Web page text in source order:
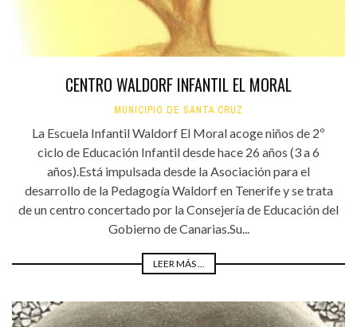
CENTRO WALDORF INFANTIL EL MORAL
MUNICIPIO DE SANTA CRUZ
La Escuela Infantil Waldorf El Moral acoge niños de 2º
ciclo de Educación Infantil desde hace 26 años (3 a 6
años).Está impulsada desde la Asociación para el
desarrollo de la Pedagogía Waldorf en Tenerife y se trata
de un centro concertado por la Consejería de Educación del
Gobierno de Canarias.Su...
LEER MÁS ...